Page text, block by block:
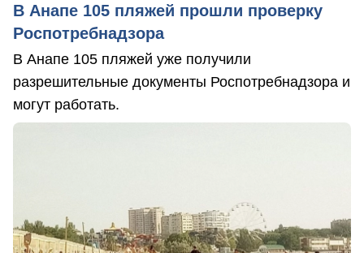
В Анапе 105 пляжей прошли проверку
Роспотребнадзора
В Анапе 105 пляжей уже получили
разрешительные документы Роспотребнадзора и
могут работать.